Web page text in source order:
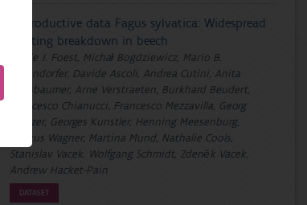
Reproductive data Fagus sylvatica: Widespread
masting breakdown in beech
Jessie J. Foest, Michał Bogdziewicz, Mario B.
Pesendorfer, Davide Ascoli, Andrea Cutini, Anita
Nussbaumer, Arne Verstraeten, Burkhard Beudert,
Francesco Chianucci, Francesco Mezzavilla, Georg
Gratzer, Georges Kunstler, Henning Meesenburg,
Markus Wagner, Martina Mund, Nathalie Cools,
Stanislav Vacek, Wolfgang Schmidt, Zdeněk Vacek,
Andrew Hacket-Pain
DATASET